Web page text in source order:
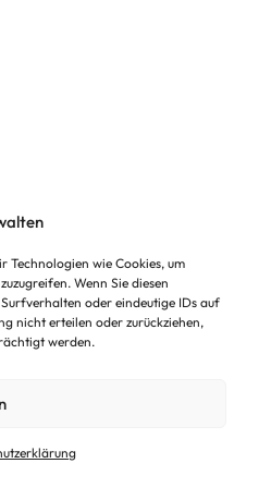
Technologien wie Cookies, um
Wenn Sie diesen
oder eindeutige IDs auf
nicht erteilen oder zurückziehen,
werden.